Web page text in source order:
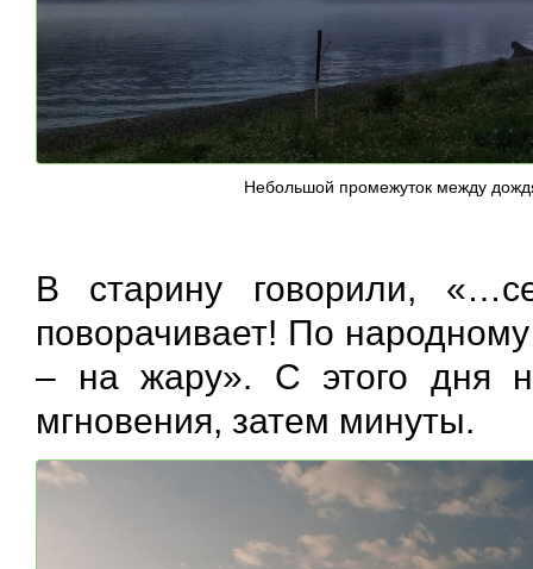
Небольшой промежуток между
В старину говорили,
поворачивает! По
– на жару». С этого дня
мгновения, затем минуты.